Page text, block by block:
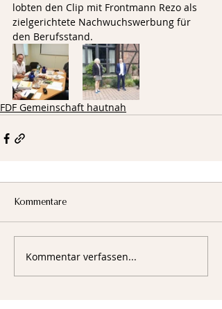
lobten den Clip mit Frontmann Rezo als
zielgerichtete Nachwuchswerbung für
den Berufsstand.
FDF Gemeinschaft hautnah
Kommentare
Kommentar verfassen...